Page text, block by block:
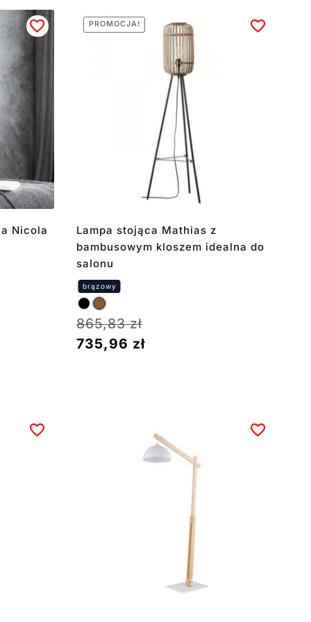
Nicola
Lampa stojąca Mathias z
bambusowym kloszem idealna do
salonu
PROMOCJA!
865,83zł
735,96 zł